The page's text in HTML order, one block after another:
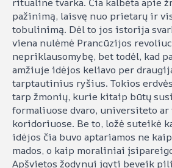
ritualine tvarka. Čia kalbėta apie
pažinimą, laisvę nuo prietarų ir
tobulinimą. Dėl to jos istorija
viena nulėmė Prancūzijos
nepriklausomybę, bet todėl, kad
amžiuje idėjos keliavo per
tarptautinius ryšius. Tokios
tarp žmonių, kurie kitaip būtų
formaliuose dvaro, universiteto ar
koridoriuose. Be to, ložė suteikė
idėjos čia buvo aptariamos ne
mados, o kaip moraliniai
Apšvietos žodynui įgyti beveik